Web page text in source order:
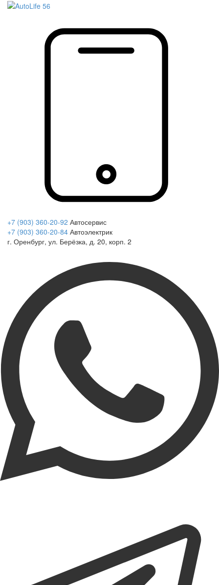
+7 (903) 360-20-92 Автосервис
+7 (903) 360-20-84 Автоэлектрик
г. Оренбург, ул. Берёзка, д. 20, корп. 2